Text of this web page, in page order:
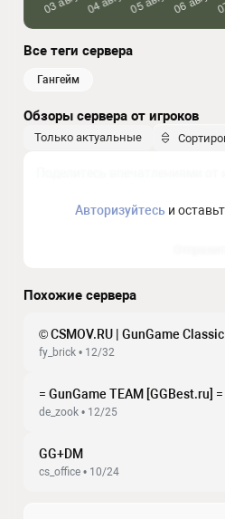
Все теги сервера
гангейм
Обзоры сервера от игроков
Только актуальные
Авторизуйтесьи
Похожие сервера
© CSMOV.RU | GunGame
fy_brick • 12/32
= GunGame TEAM [GGBest.ru] =
de_zook • 12/25
GG+DM
cs_office • 10/24